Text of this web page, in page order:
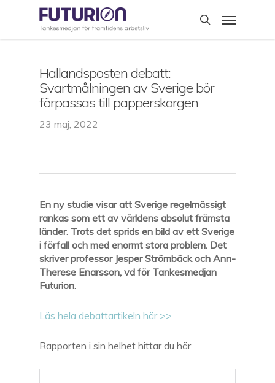
search
Menu
Hallandsposten debatt:
Svartmålningen av Sverige bör
förpassas till papperskorgen
23 maj, 2022
En ny studie visar att Sverige regelmässigt
rankas som ett av världens absolut främsta
länder. Trots det sprids en bild av ett Sverige
i förfall och med enormt stora problem. Det
skriver professor Jesper Strömbäck och Ann-
Therese Enarsson, vd för Tankesmedjan
Futurion.
Läs hela debattartikeln här >>
Rapporten i sin helhet hittar du här